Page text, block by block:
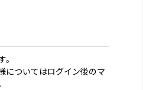
についてはログイン後のマ